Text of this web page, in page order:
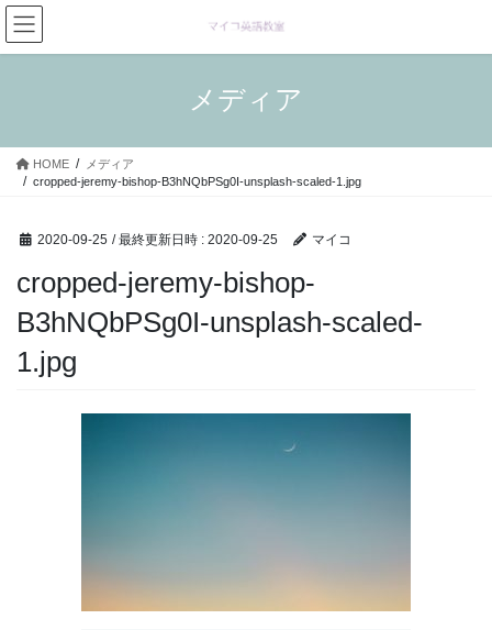
コ
ン
テ
ス
ナ
ビ
ゲ
ン
メディア
HOME
メディア
cropped-jeremy-bishop-B3hNQbPSg0I-unsplash-scaled-1.jpg
2020-09-25 / 最終更新日時 : 2020-09-25 マイコ
cropped-jeremy-bishop-
B3hNQbPSg0I-unsplash-scaled-
1.jpg